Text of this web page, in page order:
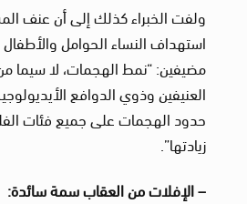
ولفت الخبراء كذلك إلى أن عنف
استهداف النساء الحوامل والأطفال
مضيفين: “نمط الهجمات، لا سيما
العنيفين وذوي الدوافع
حدود الهجمات على جميع فئات
زيادتها”.
– الإفلات من العقاب سمة سائدة: